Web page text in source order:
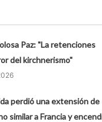
Paz: "La retenciones
del kirchnerismo"
perdió una extensión de
similar a Francia y